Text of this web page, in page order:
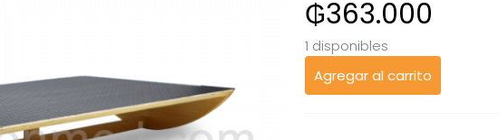
₲363.000
1 disponibles
Agregar al carrito